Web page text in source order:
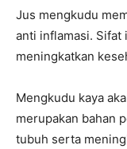
Jus mengkudu
anti inflamasi. Sifat
meningkatkan
Mengkudu kaya
merupakan bahan
tubuh serta